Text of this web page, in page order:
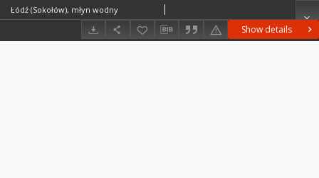
Show details
Łódź (Sokołów), młyn wodny